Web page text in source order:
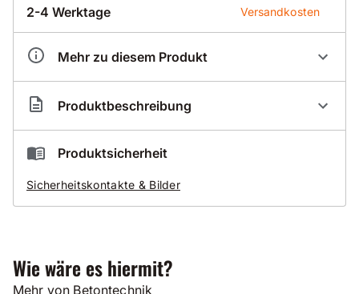
2-4 Werktage Versandkosten
Mehr zu diesem Produkt
Artikelnummer CO000108
Produktbeschreibung
Der Preis beinhaltet 50,00 Euro Sperrgut-Versand.
1,80 Meter
2,40 Meter
Produktsicherheit
Sicherheitskontakte & Bilder
Wie wäre es hiermit?
Mehr von Betontechnik